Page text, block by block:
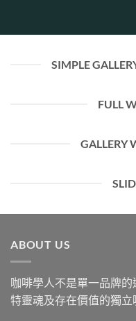
SIMPLE
FULL
GALLERY
ABOUT US
咖啡學人不是單一品牌
特靈魂及存在價值的獨立